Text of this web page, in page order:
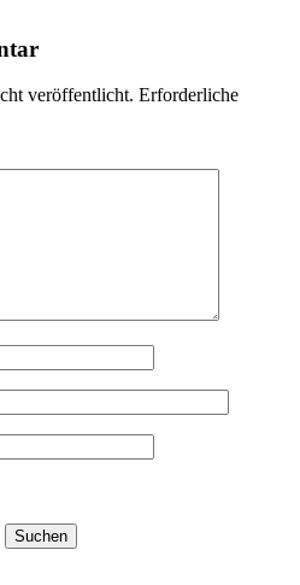
veröffentlicht. Erforderliche
Suchen